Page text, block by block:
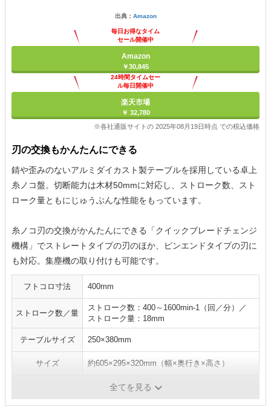
出典： Amazon
毎日お得なタイム
セール開催中
Amazon
￥30,845
24時間タイムセー
ル毎日開催中
楽天市場
￥ 32,780
※各社通販サイトの 2025年08月19日時点 での税込価格
刃の交換もかんたんにできる
錆や歪みのないアルミダイカスト製テーブルを採用している卓上
糸ノコ盤。切断能力は木材50mmに対応し、ストローク数、スト
ローク量ともにじゅうぶんな性能をもっています。
糸ノコ刃の交換がかんたんにできる「クイックブレードチェンジ
機構」でストレートタイプの刃のほか、ピンエンドタイプの刃に
も対応。集塵機の取り付けも可能です。
フトコロ寸法 400mm
ストローク数／量
ストローク数：400～1600min-1（回／分）／
ストローク量：18mm
テーブルサイズ 250×380mm
サイズ 約605×295×320mm（幅×奥行き×高さ）
全てを見る